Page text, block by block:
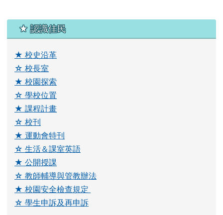
左邊區域內容
★ 認識佳民
★ 校史沿革
☆ 校長室
★ 校園探索
☆ 學校位置
★ 課程計畫
☆ 校刊
★ 運動會特刊
☆ 生活＆課室英語
★ 公開授課
☆ 教師輔導與管教辦法
link to \
★ 校園安全檢查規定
link to https://drive.google.com/drive/folders/
☆ 學生申訴及再申訴link to https://drive.google.com/